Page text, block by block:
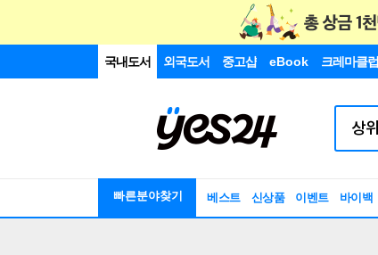
국내도서 외국도서 중고샵 eBook 크레마클럽
빠른분야찾기 베스트 신상품 이벤트 바이백